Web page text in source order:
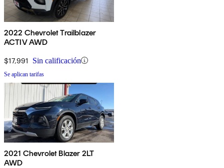
2022 Chevrolet Trailblazer
ACTIV AWD
$17,991 Sin calificación
Se aplican tarifas
2021 Chevrolet Blazer 2LT
AWD